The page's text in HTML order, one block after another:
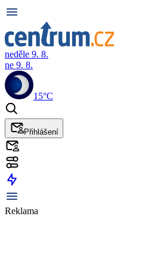
neděle 9. 8.
ne 9. 8.
15°C
Přihlášení
Reklama